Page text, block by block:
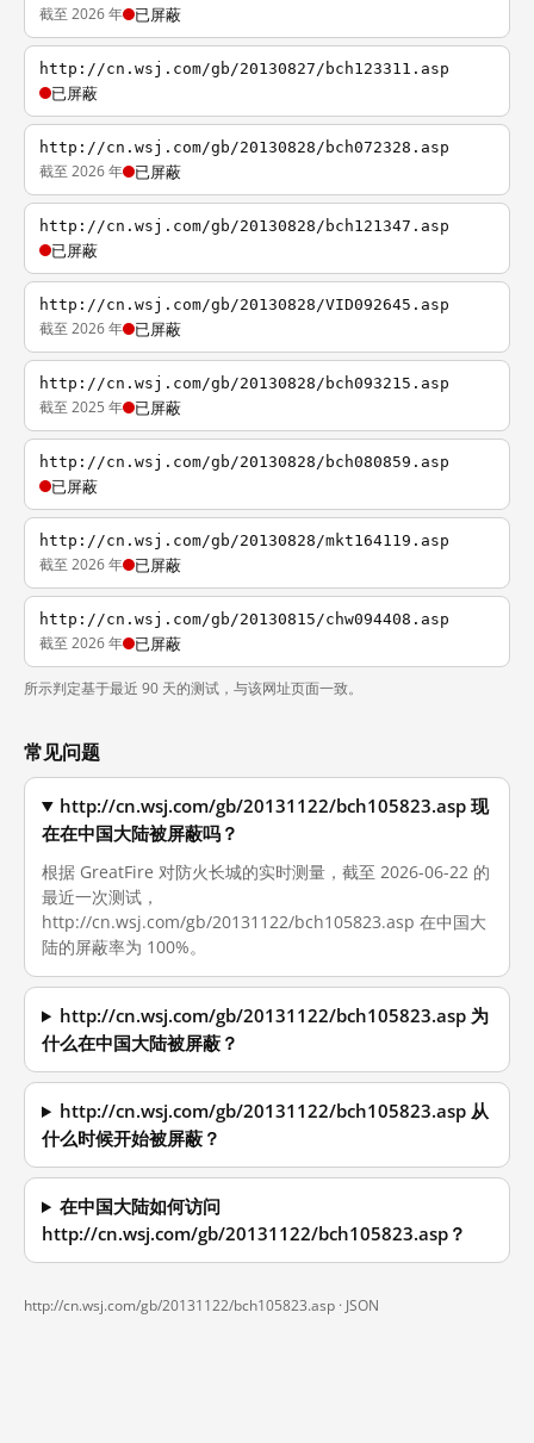
截至 2026 年 已屏蔽
http://cn.wsj.com/gb/20130827/bch123311.asp
已屏蔽
http://cn.wsj.com/gb/20130828/bch072328.asp
截至 2026 年 已屏蔽
http://cn.wsj.com/gb/20130828/bch121347.asp
已屏蔽
http://cn.wsj.com/gb/20130828/VID092645.asp
截至 2026 年 已屏蔽
http://cn.wsj.com/gb/20130828/bch093215.asp
截至 2025 年 已屏蔽
http://cn.wsj.com/gb/20130828/bch080859.asp
已屏蔽
http://cn.wsj.com/gb/20130828/mkt164119.asp
截至 2026 年 已屏蔽
http://cn.wsj.com/gb/20130815/chw094408.asp
截至 2026 年 已屏蔽
所示判定基于最近 90 天的测试，与该网址页面一致。
常见问题
http://cn.wsj.com/gb/20131122/bch105823.asp 现
在在中国大陆被屏蔽吗？
根据 GreatFire 对防火长城的实时测量，截至 2026-06-22 的
最近一次测试，
http://cn.wsj.com/gb/20131122/bch105823.asp 在中国大
陆的屏蔽率为 100%。
http://cn.wsj.com/gb/20131122/bch105823.asp 为
什么在中国大陆被屏蔽？
http://cn.wsj.com/gb/20131122/bch105823.asp 从
什么时候开始被屏蔽？
在中国大陆如何访问
http://cn.wsj.com/gb/20131122/bch105823.asp？
http://cn.wsj.com/gb/20131122/bch105823.asp · JSON